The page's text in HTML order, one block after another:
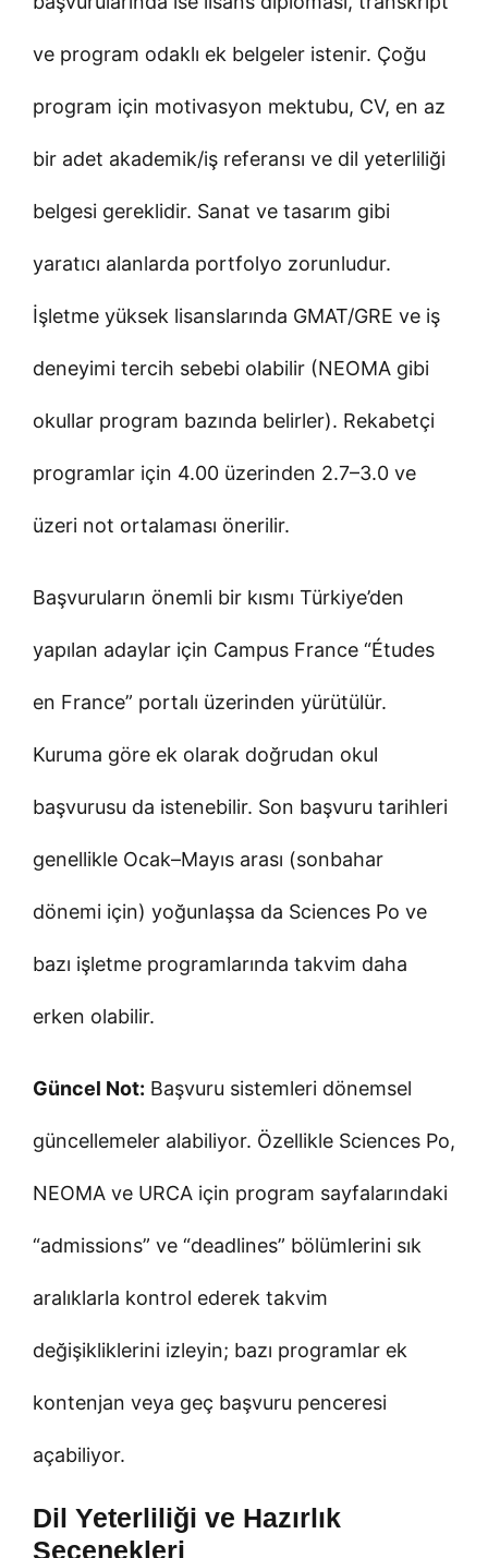
ve program odaklı ek belgeler istenir. Çoğu
program için motivasyon mektubu, CV, en az
bir adet akademik/iş referansı ve dil yeterliliği
belgesi gereklidir. Sanat ve tasarım gibi
yaratıcı alanlarda portfolyo zorunludur.
İşletme yüksek lisanslarında GMAT/GRE ve iş
deneyimi tercih sebebi olabilir (NEOMA gibi
okullar program bazında belirler). Rekabetçi
programlar için 4.00 üzerinden 2.7–3.0 ve
üzeri not ortalaması önerilir.
Başvuruların önemli bir kısmı Türkiye’den
yapılan adaylar için Campus France “Études
en France” portalı üzerinden yürütülür.
Kuruma göre ek olarak doğrudan okul
başvurusu da istenebilir. Son başvuru tarihleri
genellikle Ocak–Mayıs arası (sonbahar
dönemi için) yoğunlaşsa da Sciences Po ve
bazı işletme programlarında takvim daha
erken olabilir.
Güncel Not: Başvuru sistemleri dönemsel
güncellemeler alabiliyor. Özellikle Sciences Po,
NEOMA ve URCA için program sayfalarındaki
“admissions” ve “deadlines” bölümlerini sık
aralıklarla kontrol ederek takvim
değişikliklerini izleyin; bazı programlar ek
kontenjan veya geç başvuru penceresi
açabiliyor.
Dil Yeterliliği ve Hazırlık
Seçenekleri